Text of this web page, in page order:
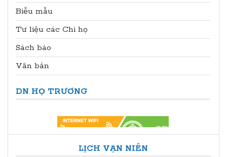
Biễu mẫu
Tư liệu các Chi họ
Sách báo
Văn bản
DN HỌ TRƯƠNG
LỊCH VẠN NIÊN